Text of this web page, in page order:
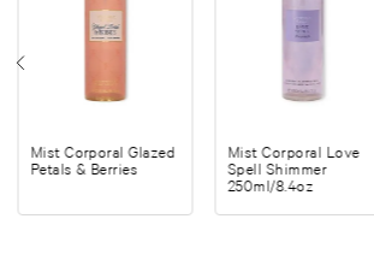
Mist Corporal Glazed
Petals & Berries
Mist Corporal Love
Spell Shimmer
250ml/8.4oz